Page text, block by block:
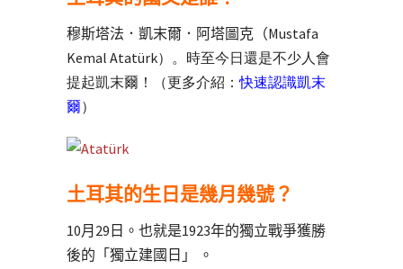
穆斯塔法．凱末爾．阿塔圖克（Mustafa
Kemal Atatürk）。時至今日還是不少人會
提起凱末爾！（更多介紹：快速認識凱末
爾）
土耳其的生日是幾月幾號？
10月29日。也就是1923年的獨立戰爭獲勝
後的「獨立建國日」 。